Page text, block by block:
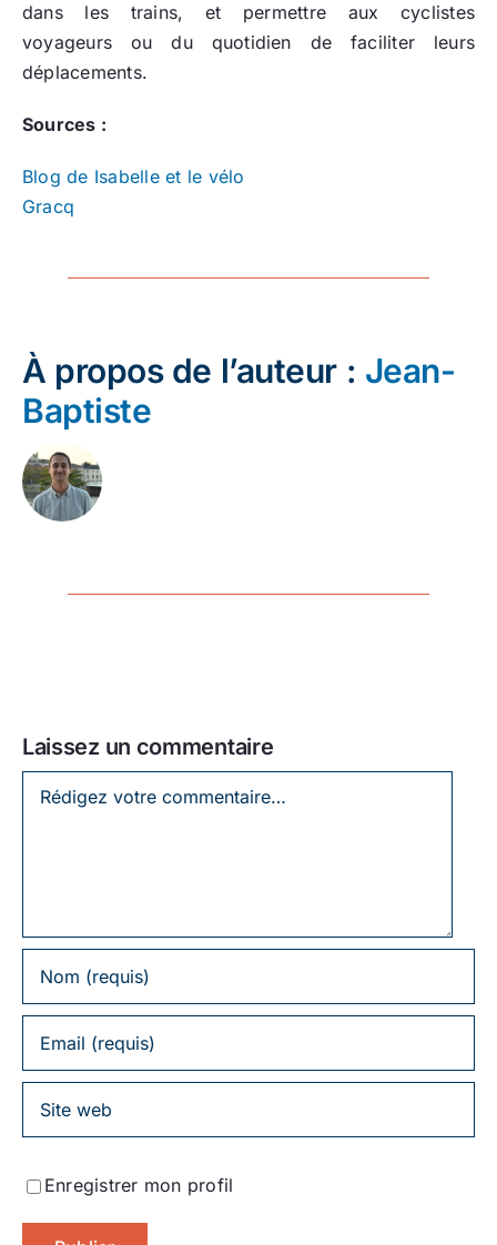
dans les trains, et permettre aux cyclistes
voyageurs ou du quotidien de faciliter leurs
déplacements.
Sources :
Blog de Isabelle et le vélo
Gracq
À propos de l’auteur : Jean-
Baptiste
Laissez un commentaire
Laissez
Enregistrer mon profil